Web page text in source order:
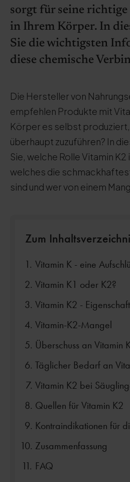
sorgt für seine
in Ihrem Körper. In
Sie die wichtigsten
diese chemische
Die Hersteller von
empfehlen Produkte mit
Körper es selbst
überhaupt zuzuführen? In
Sie, welche Rolle Vitamin
welches die
sind und wer von einem
Zum
Vitamin K - eine
Vitamin K1 oder K2?
Vitamin K2 -
Vitamin-K2-Mangel
Überschuss an Vitamin
Täglicher Bedarf an
Vitamin K2 bei
Quellen für Vitamin K2
Kontraindikationen für
Zusammenfassung
FAQ